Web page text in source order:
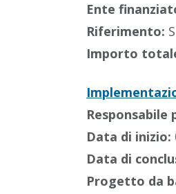
Ente
Riferimento:
Importo
Responsabile
Data di inizio:
Data di
Progetto da